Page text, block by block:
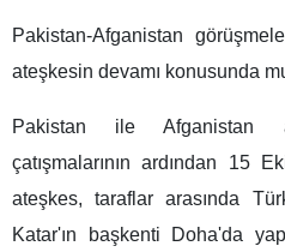
Pakistan-Afganistan
ateşkesin devamı konusunda
Pakistan ile Afganistan
çatışmalarının ardından 15
ateşkes, taraflar arasında
Katar'ın başkenti Doha'da